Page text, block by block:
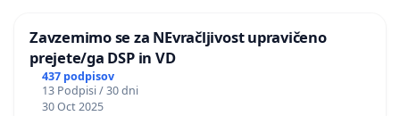
Zavzemimo se za NEvračljivost upravičeno
prejete/ga DSP in VD
437 podpisov
13 Podpisi / 30 dni
30 Oct 2025